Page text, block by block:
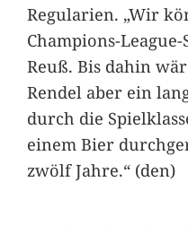
Regularien. „Wir
Champions-
Reuß. Bis dahin
Rendel aber ein
durch die
einem Bier
zwölf Jahre.“ (den)